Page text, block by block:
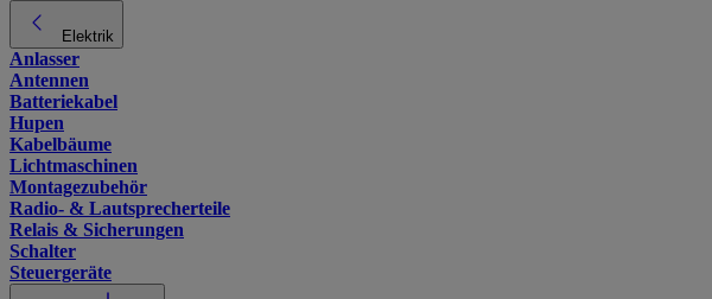
Elektrik
Anlasser
Antennen
Batteriekabel
Hupen
Kabelbäume
Lichtmaschinen
Montagezubehör
Radio- & Lautsprecherteile
Relais & Sicherungen
Schalter
Steuergeräte